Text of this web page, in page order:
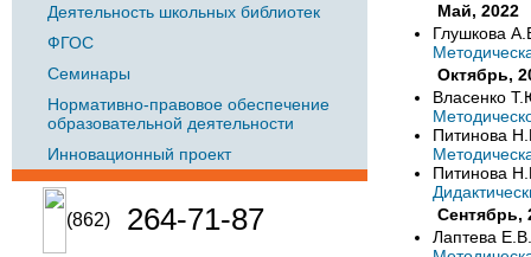
Деятельность школьных библиотек
ФГОС
Семинары
Нормативно-правовое обеспечение
образовательной деятельности
Инновационный проект
(862) 264-71-87
Май, 2022
Глушкова
Октябрь,
Власенко
Питинова
Питинова
Сентябрь,
Лаптева